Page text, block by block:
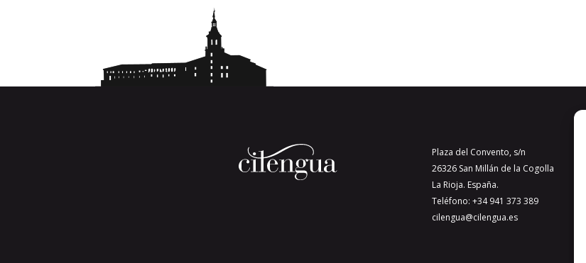
Plaza del Convento, s/n
26326 San Millán de la Cogolla
La Rioja. España.
Teléfono: +34 941 373 389
cilengua@cilengua.es